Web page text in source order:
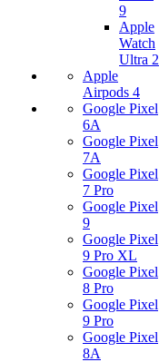
9
Apple
Watch
Ultra 2
Apple
Airpods 4
Google Pixel
6A
Google Pixel
7А
Google Pixel
7 Pro
Google Pixel
9
Google Pixel
9 Pro XL
Google Pixel
8 Pro
Google Pixel
9 Pro
Google Pixel
8A